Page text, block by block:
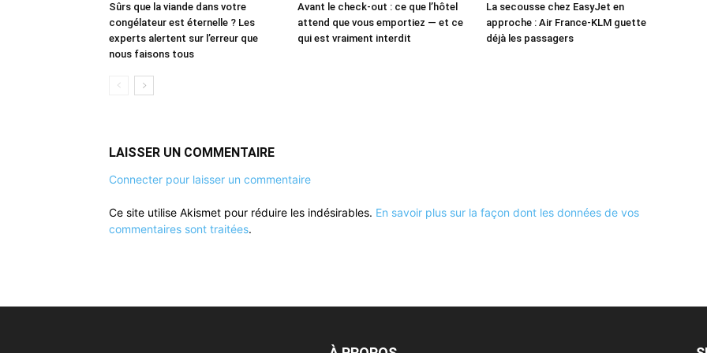
Sûrs que la viande dans votre
congélateur est éternelle ? Les
experts alertent sur l’erreur que
nous faisons tous
Avant le check-out : ce que l’hôtel
attend que vous emportiez — et ce
qui est vraiment interdit
La secousse chez EasyJet en
approche : Air France-KLM guette
déjà les passagers
LAISSER UN COMMENTAIRE
Connecter pour laisser un commentaire
Ce site utilise Akismet pour réduire les indésirables. En savoir plus sur la façon dont les données de vos
commentaires sont traitées.